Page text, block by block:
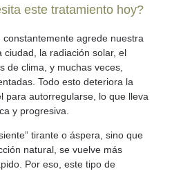
este tratamiento hoy?
agrede nuestra
ciudad, la radiación solar, el
de clima, y muchas veces,
Todo esto deteriora la
para autorregularse, lo que lleva
y progresiva.
tirante o áspera, sino que
natural , se vuelve más
Por eso, este tipo de